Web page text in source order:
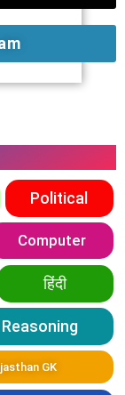
Political
Computer
हिंदी
Reasoning
GK